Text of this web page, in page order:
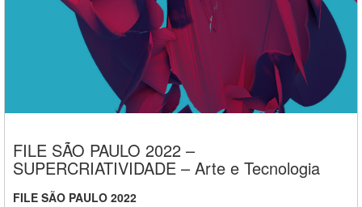
FILE SÃO PAULO 2022 –
SUPERCRIATIVIDADE – Arte e Tecnologia
FILE SÃO PAULO 2022